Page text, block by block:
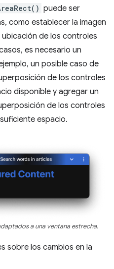
puede ser
como establecer la imagen
de los controles
es necesario un
un posible caso de
de los controles
disponible y agregar un
de los controles
espacio.
a una ventana estrecha.
sobre los cambios en la